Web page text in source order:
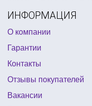
ИНФОРМАЦИЯ
О компании
Гарантии
Контакты
Отзывы покупателей
Вакансии